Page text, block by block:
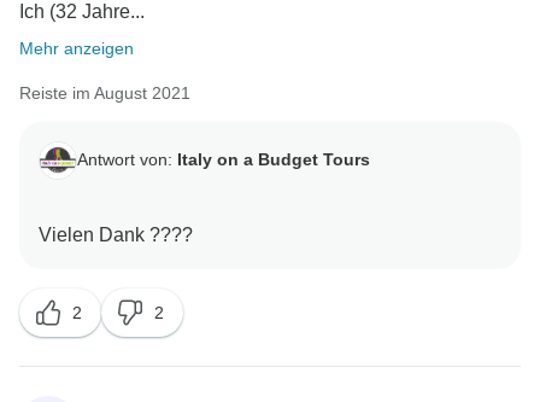
Ich (32 Jahre...
Mehr anzeigen
Reiste im August 2021
Antwort von: Italy on a Budget Tours
2 2